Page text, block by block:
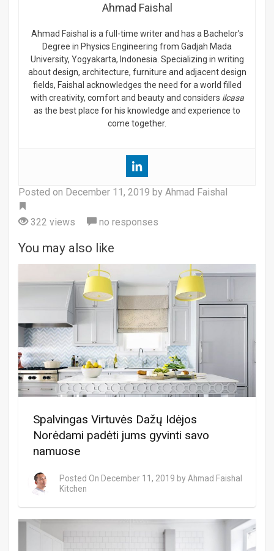
Ahmad Faishal
Ahmad Faishal is a full-time writer and has a Bachelor’s
Degree in Physics Engineering from Gadjah Mada
University, Yogyakarta, Indonesia. Specializing in writing
about design, architecture, furniture and adjacent design
fields, Faishal acknowledges the need for a world filled
with creativity, comfort and beauty and considers ilcasa
as the best place for his knowledge and experience to
come together.
Posted on December 11, 2019 by Ahmad Faishal
322 views
no responses
You may also like
Spalvingas Virtuvės Dažų Idėjos
Norėdami padėti jums gyvinti savo
namuose
Posted On December 11, 2019 by Ahmad Faishal
Kitchen